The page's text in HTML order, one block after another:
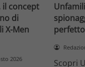
il concept
di
X-Men
2026
Scopri